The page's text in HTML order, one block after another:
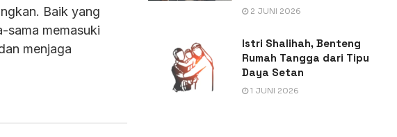
Baik yang
sama memasuki
menjaga
2 JUNI 2026
Istri Shalihah, Benteng
Rumah Tangga dari Tipu
Daya Setan
1 JUNI 2026